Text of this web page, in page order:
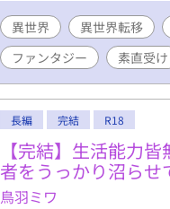
異世界 異世界転移
ファンタジー
素直受け
長編 完結 R18
【完結】生活能力
者をうっかり沼らせ
鳥羽ミワ